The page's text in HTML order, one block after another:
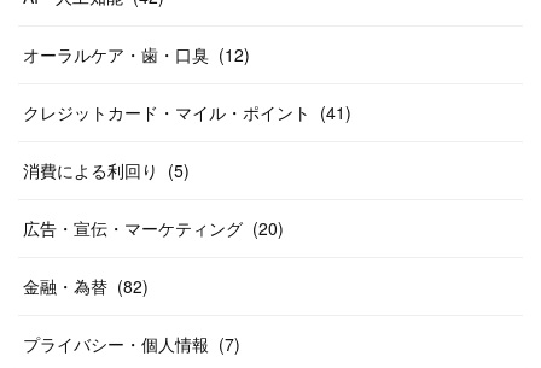
オーラルケア・歯・口臭 (12)
クレジットカード・マイル・ポイント (41)
消費による利回り (5)
広告・宣伝・マーケティング (20)
金融・為替 (82)
プライバシー・個人情報 (7)